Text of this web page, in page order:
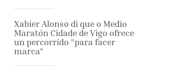
Xabier Alonso di que o Medio
Maratón Cidade de Vigo ofrece
un percorrido "para facer
marca"